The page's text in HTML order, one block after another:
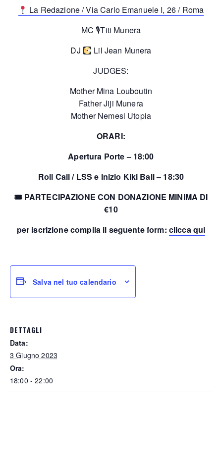
La Redazione / Via Carlo Emanuele I, 26 / Roma
MC 🎙Titi Munera
DJ
Lil Jean Munera
JUDGES:
Mother Mina Louboutin
Father Jiji Munera
Mother Nemesi Utopia
ORARI:
Apertura Porte – 18:00
Roll Call / LSS e Inizio Kiki Ball – 18:30
🎟 PARTECIPAZIONE CON DONAZIONE MINIMA DI
€10
per iscrizione compila il seguente form: clicca qui
Salva nel tuo calendario
DETTAGLI
Data:
3 Giugno 2023
Ora:
18:00 - 22:00